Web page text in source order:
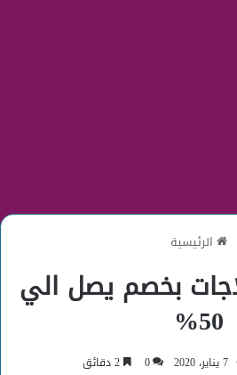
الرئيسية
بخصم يصل الي
50%
7 يناير، 2020 0 2 دقائق